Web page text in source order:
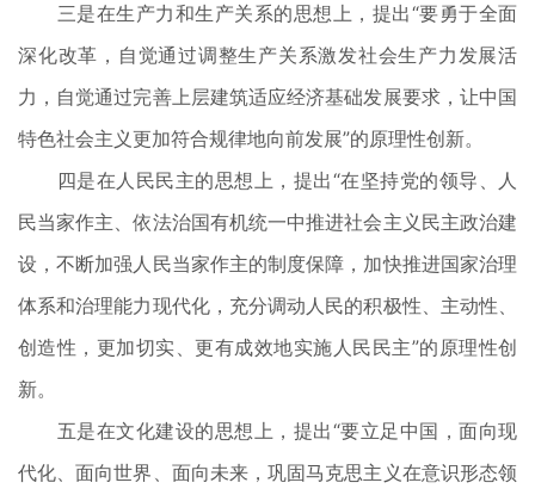
三是在生产力和生产关系的思想上，提出“要勇于全面
深化改革，自觉通过调整生产关系激发社会生产力发展活
力，自觉通过完善上层建筑适应经济基础发展要求，让中国
特色社会主义更加符合规律地向前发展”的原理性创新。
四是在人民民主的思想上，提出“在坚持党的领导、人
民当家作主、依法治国有机统一中推进社会主义民主政治建
设，不断加强人民当家作主的制度保障，加快推进国家治理
体系和治理能力现代化，充分调动人民的积极性、主动性、
创造性，更加切实、更有成效地实施人民民主”的原理性创
新。
五是在文化建设的思想上，提出“要立足中国，面向现
代化、面向世界、面向未来，巩固马克思主义在意识形态领